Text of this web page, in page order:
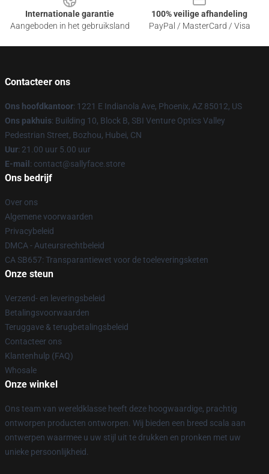
Internationale garantie
Aangeboden in het gebruiksland
100% veilige afhandeling
PayPal / MasterCard / Visa
Contacteer ons
Ons hoofdkantoor: 1221 E Indianola Ave, Phoenix, AZ 85012, US
Ons pakhuis: Building 10, Block B, SBI Venture Optics Valley
Pedestrian Street, Bozhou, Hubei, CN
Uur: 21.00 uur 5.00 uur
E-mail : contact@sallyface.store
Ons bedrijf
Over ons
Algemene voorwaarden
Privacybeleid
DMCA - Auteursrechtbeleid
CA SB657: Transparantiewet voor de toeleveringsketen
Onze steun
Verzend- en leveringsbeleid
Betalingsvoorwaarden
Teruggave & terugbetalingsbeleid
Contacteer ons
Klantenhulp (FAQ)
Whosale
Onze winkel
Ons team van wereldklasse heeft deze hoogwaardige, prachtig
ontworpen producten ontworpen. Wij bieden een breed scala aan
ontwerpen waarmee u uw stijl uit te drukken en pronken met uw
unieke persoonlijkheid.